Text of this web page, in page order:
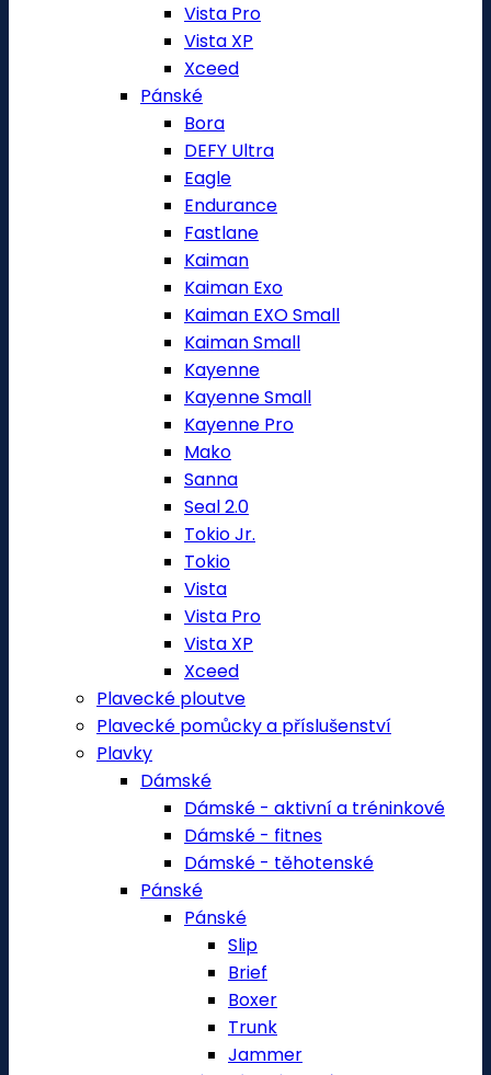
Vista Pro
Vista XP
Xceed
Pánské
Bora
DEFY Ultra
Eagle
Endurance
Fastlane
Kaiman
Kaiman Exo
Kaiman EXO Small
Kaiman Small
Kayenne
Kayenne Small
Kayenne Pro
Mako
Sanna
Seal 2.0
Tokio Jr.
Tokio
Vista
Vista Pro
Vista XP
Xceed
Plavecké ploutve
Plavecké pomůcky a příslušenství
Plavky
Dámské
Dámské - aktivní a tréninkové
Dámské - fitnes
Dámské - těhotenské
Pánské
Pánské
Slip
Brief
Boxer
Trunk
Jammer